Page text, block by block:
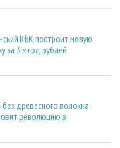
КБК построит новую
за 3 млрд рублей
без древесного волокна:
революцию в